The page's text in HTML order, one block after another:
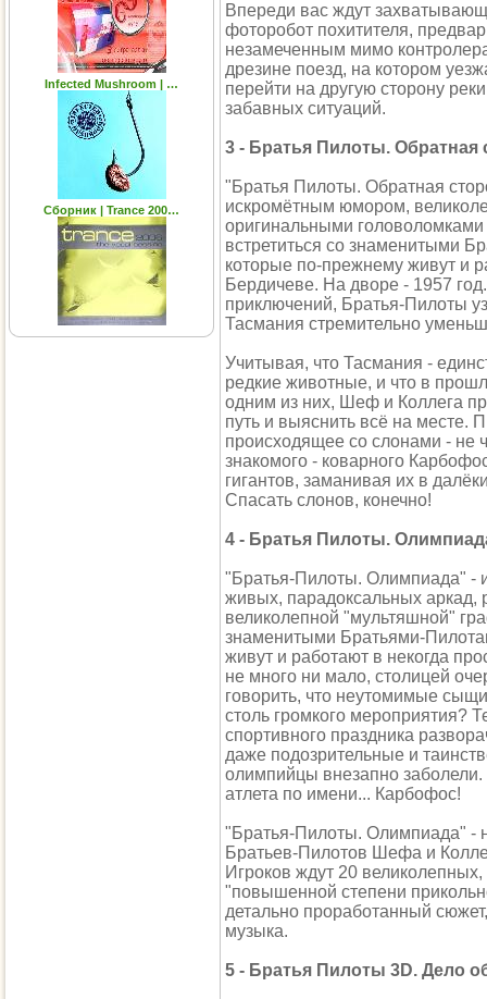
Infected Mushroom | …
Сборник | Trance 200…
Впереди вас ждут
фоторобот похитителя,
незамеченным мимо
дрезине поезд, на котором
перейти на другую сторону
забавных ситуаций.
3 - Братья Пилоты. Обратная
"Братья Пилоты. Обратная
искромётным юмором,
оригинальными
встретиться со знаменитыми
которые по-прежнему живут и
Бердичеве. На дворе - 1957
приключений, Братья-Пилоты
Тасмания стремительно
Учитывая, что Тасмания -
редкие животные, и что в
одним из них, Шеф и Коллега
путь и выяснить всё на месте.
происходящее со слонами - не
знакомого - коварного
гигантов, заманивая их в
Спасать слонов, конечно!
4 - Братья Пилоты.
"Братья-Пилоты. Олимпиада" -
живых, парадоксальных
великолепной "мультяшной"
знаменитыми Братьями-
живут и работают в некогда
не много ни мало, столицей
говорить, что неутомимые
столь громкого мероприятия?
спортивного праздника
даже подозрительные и
олимпийцы внезапно заболели.
атлета по имени... Карбофос!
"Братья-Пилоты. Олимпиада" -
Братьев-Пилотов Шефа и
Игроков ждут 20
"повышенной степени
детально проработанный
музыка.
5 - Братья Пилоты 3D. Дело